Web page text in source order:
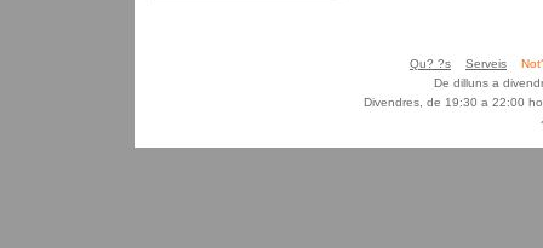
Qu? ?s Serveis
De dilluns a
Divendres, de 19:30 a 22:00